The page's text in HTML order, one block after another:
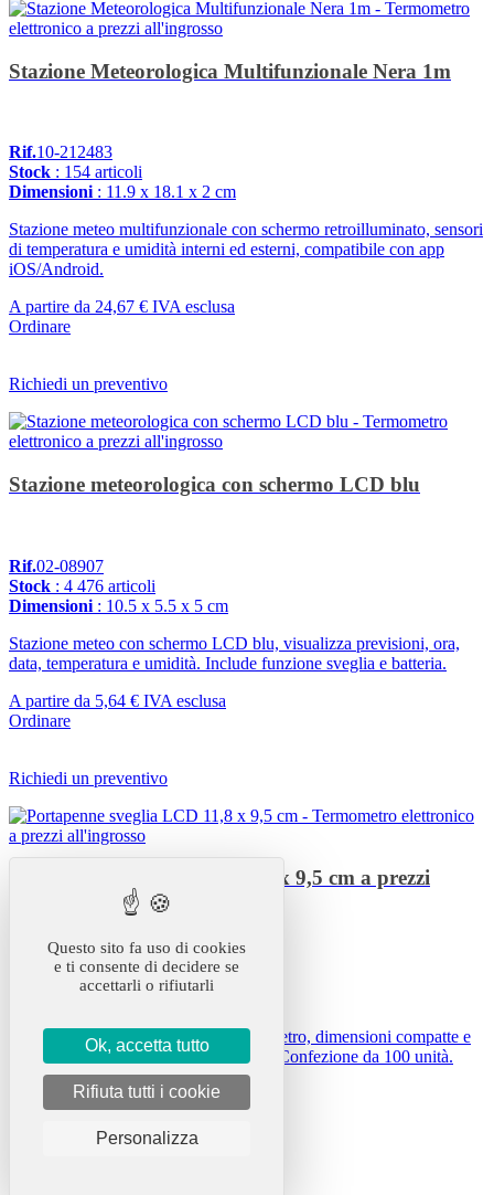
Stazione Meteorologica Multifunzionale Nera 1m
Rif.10-212483
Stock : 154 articoli
Dimensioni : 11.9 x 18.1 x 2 cm
Stazione meteo multifunzionale con schermo retroilluminato, sensori
di temperatura e umidità interni ed esterni, compatibile con app
iOS/Android.
A partire da 24,67 € IVA esclusa
Ordinare
Richiedi un preventivo
Stazione meteorologica con schermo LCD blu
Rif.02-08907
Stock : 4 476 articoli
Dimensioni : 10.5 x 5.5 x 5 cm
Stazione meteo con schermo LCD blu, visualizza previsioni, ora,
data, temperatura e umidità. Include funzione sveglia e batteria.
A partire da 5,64 € IVA esclusa
Ordinare
Richiedi un preventivo
Portapenne sveglia LCD 11,8 x 9,5 cm a prezzi
19-33199
: 6 574 articoli
Portapenne con sveglia LCD e termometro, dimensioni compatte e
pratiche. Ideale per ufficio e scrivania. Confezione da 100 unità.
A partire da3,89 €IVA esclusa
Ordinare
Questo sito fa uso di cookies
e ti consente di decidere se
accettarli o rifiutarli
Ok, accetta tutto
Rifiuta tutti i cookie
Personalizza